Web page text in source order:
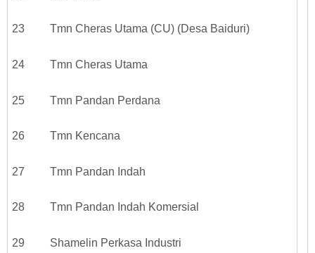
23 Tmn Cheras Utama (CU) (Desa Baiduri)
24 Tmn Cheras Utama
25 Tmn Pandan Perdana
26 Tmn Kencana
27 Tmn Pandan Indah
28 Tmn Pandan Indah Komersial
29 Shamelin Perkasa Industri